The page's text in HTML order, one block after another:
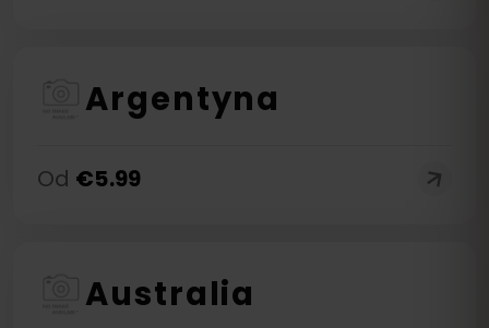
Argentyna
Od €5.99
Australia